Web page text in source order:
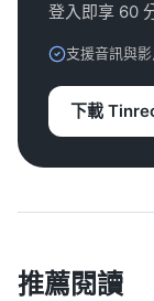
登入即享 60
支援音訊與
下載
推薦閱讀